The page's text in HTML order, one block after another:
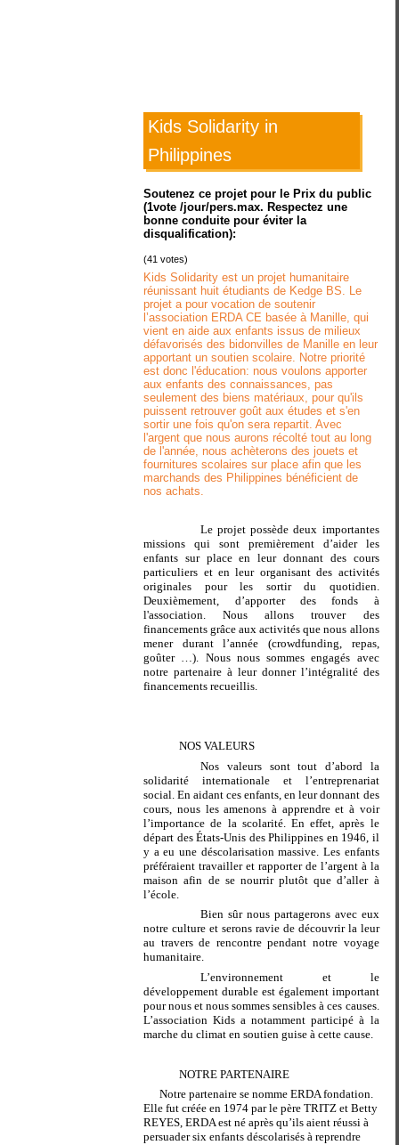
Kids Solidarity in
Philippines
Soutenez ce projet pour le Prix du public
(1vote /jour/pers.max. Respectez une
bonne conduite pour éviter la
disqualification):
(41 votes)
Kids Solidarity est un projet humanitaire
réunissant huit étudiants de Kedge BS. Le
projet a pour vocation de soutenir
l’association ERDA CE basée à Manille, qui
vient en aide aux enfants issus de milieux
défavorisés des bidonvilles de Manille en leur
apportant un soutien scolaire. Notre priorité
est donc l'éducation: nous voulons apporter
aux enfants des connaissances, pas
seulement des biens matériaux, pour qu'ils
puissent retrouver goût aux études et s'en
sortir une fois qu'on sera repartit. Avec
l'argent que nous aurons récolté tout au long
de l'année, nous achèterons des jouets et
fournitures scolaires sur place afin que les
marchands des Philippines bénéficient de
nos achats.
Le projet possède deux importantes
missions qui sont premièrement d’aider les
enfants sur place en leur donnant des cours
particuliers et en leur organisant des activités
originales pour les sortir du quotidien.
Deuxièmement, d’apporter des fonds à
l'association. Nous allons trouver des
financements grâce aux activités que nous allons
mener durant l’année (crowdfunding, repas,
goûter …). Nous nous sommes engagés avec
notre partenaire à leur donner l’intégralité des
financements recueillis.
NOS VALEURS
Nos valeurs sont tout d’abord la
solidarité internationale et l’entreprenariat
social. En aidant ces enfants, en leur donnant des
cours, nous les amenons à apprendre et à voir
l’importance de la scolarité. En effet, après le
départ des États-Unis des Philippines en 1946, il
y a eu une déscolarisation massive. Les enfants
préféraient travailler et rapporter de l’argent à la
maison afin de se nourrir plutôt que d’aller à
l’école.
Bien sûr nous partagerons avec eux
notre culture et serons ravie de découvrir la leur
au travers de rencontre pendant notre voyage
humanitaire.
L’environnement et le
développement durable est également important
pour nous et nous sommes sensibles à ces causes.
L’association Kids a notamment participé à la
marche du climat en soutien guise à cette cause.
NOTRE PARTENAIRE
Notre partenaire se nomme ERDA fondation.
Elle fut créée en 1974 par le père TRITZ et Betty
REYES, ERDA est né après qu’ils aient réussi à
persuader six enfants déscolarisés à reprendre